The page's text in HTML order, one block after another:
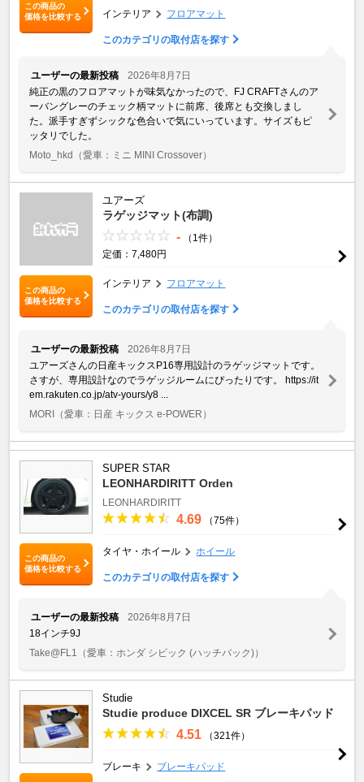
この商品の
価格を比較する
インテリア フロアマット
このカテゴリの取付店を探す
ユーザーの最新投稿
2026年8月7日
純正の黒のフロアマットが味気なかったので、FJ CRAFTさんのア
ーバングレーのチェック柄マットに前席、後席とも交換しまし
た。派手すぎずシックな色合いで気にいっています。サイズもピ
ッタリでした。
Moto_hkd （愛車：ミニ MINI Crossover）
この商品の
価格を比較する
ユアーズ
ラゲッジマット(布調)
-
（1件）
定価：7,480円
インテリア フロアマット
このカテゴリの取付店を探す
ユーザーの最新投稿
2026年8月7日
ユアーズさんの日産キックスP16専用設計のラゲッジマットです。
さすが、専用設計なのでラゲッジルームにぴったりです。 https://it
em.rakuten.co.jp/atv-yours/y8 ...
MORI （愛車：日産 キックス e-POWER）
この商品の
価格を比較する
SUPER STAR
LEONHARDIRITT Orden
LEONHARDIRITT
4.69 （75件）
タイヤ・ホイール ホイール
このカテゴリの取付店を探す
ユーザーの最新投稿
2026年8月7日
18インチ9J
Take@FL1
（愛車：ホンダ シビック (ハッチバック)）
Studie
Studie produce DIXCEL SR ブレーキパッド
4.51 （321件）
ブレーキ ブレーキパッド